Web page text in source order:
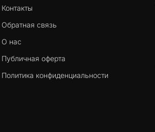
Контакты
Обратная связь
О нас
Публичная оферта
Политика конфиденциальности